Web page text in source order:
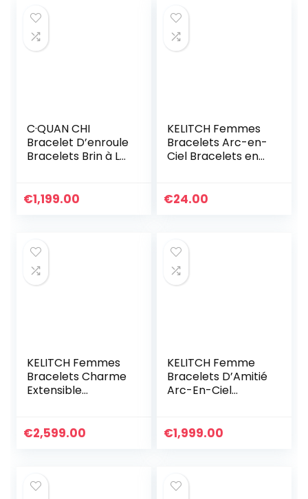
C·QUAN CHI
Bracelet D’enroule
Bracelets Brin à La
à Breloques Et
D’anniversaire
Réglable
€1,199.00
KELITCH Femmes
Bracelets Arc-en-
Ciel Bracelets en
Colorés Fait À La
€24.00
KELITCH Femmes
Bracelets Charme
Extensible
Rang De Bonbons
€2,599.00
KELITCH Femme
Bracelets D’Amitié
Arc-En-Ciel
Main Bracelets
€1,999.00